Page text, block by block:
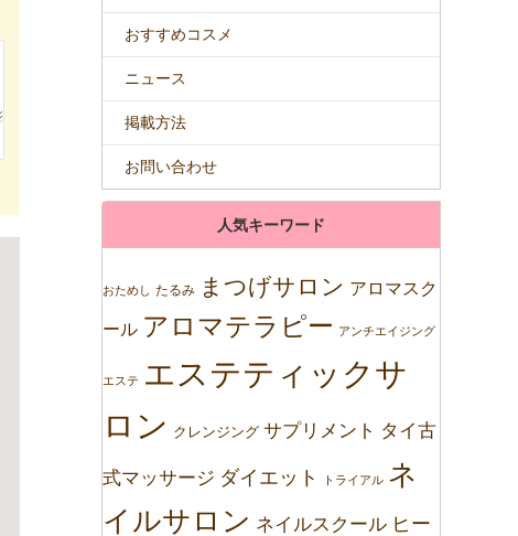
おすすめコスメ
ニュース
掲載方法
お問い合わせ
人気キーワード
おためし たるみ まつげサロン アロマスク
ール アロマテラピー アンチエイジング
エステ エステティックサ
ロン クレンジング サプリメント タイ古
式マッサージ ダイエット トライアル ネ
イルサロン ネイルスクール ヒー